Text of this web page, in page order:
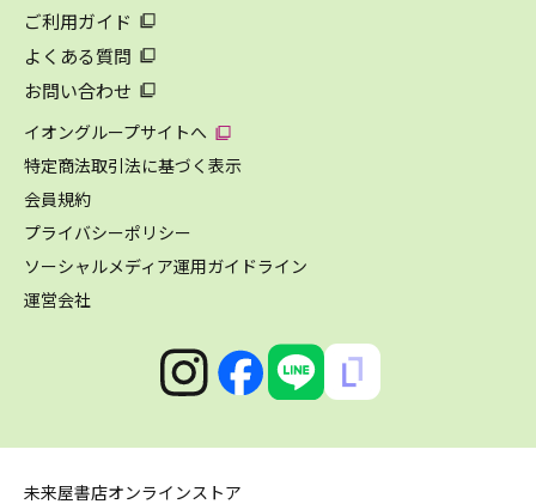
ご利用ガイド
よくある質問
お問い合わせ
イオングループサイトへ
特定商法取引法に基づく表示
会員規約
プライバシーポリシー
ソーシャルメディア運用ガイドライン
運営会社
未来屋書店オンラインストア